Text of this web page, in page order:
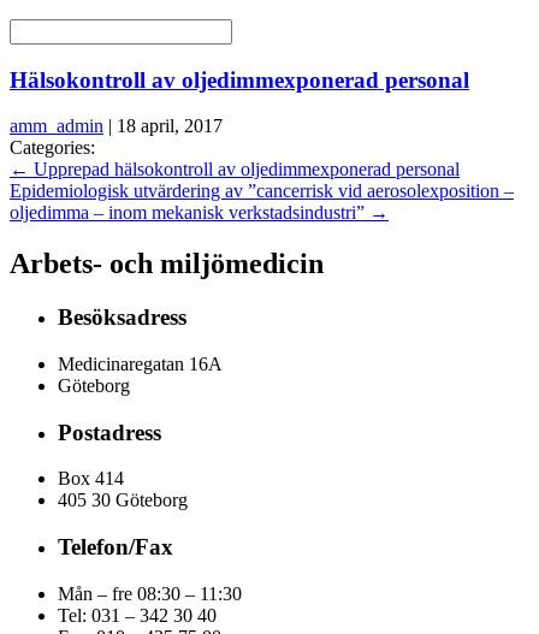
Hälsokontroll av oljedimmexponerad personal
amm_admin | 18 april, 2017
Categories:
← Upprepad hälsokontroll av oljedimmexponerad personal
Epidemiologisk utvärdering av ”cancerrisk vid aerosolexposition –
oljedimma – inom mekanisk verkstadsindustri” →
Arbets- och miljömedicin
Besöksadress
Medicinaregatan 16A
Göteborg
Postadress
Box 414
405 30 Göteborg
Telefon/Fax
Mån – fre 08:30 – 11:30
Tel: 031 – 342 30 40